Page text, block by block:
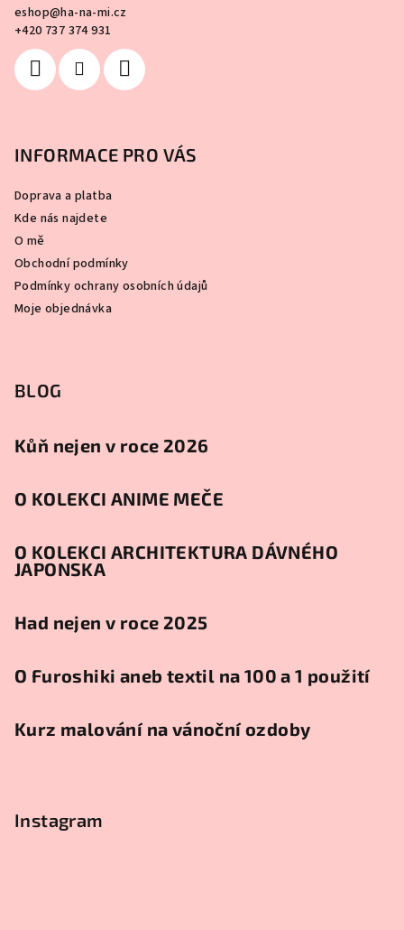
eshop@ha-na-mi.cz
+420 737 374 931
INFORMACE PRO VÁS
Doprava a platba
Kde nás najdete
O mě
Obchodní podmínky
Podmínky ochrany osobních údajů
Moje objednávka
BLOG
Kůň nejen v roce 2026
O KOLEKCI ANIME MEČE
O KOLEKCI ARCHITEKTURA DÁVNÉHO
JAPONSKA
Had nejen v roce 2025
O Furoshiki aneb textil na 100 a 1 použití
Kurz malování na vánoční ozdoby
Instagram